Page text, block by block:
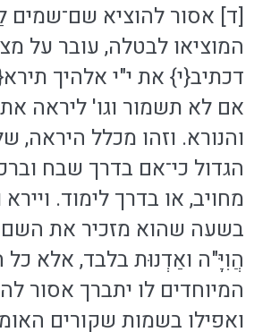
[ד] אסור להוציא שם־שמים
המוציאו לבטלה, עובר על
דכתיב{י} את י"י אלהיך
אם לא תשמור וגו' ליראה
והנורא. וזהו מכלל היראה,
הגדול כי־אם בדרך שבח
מחויב, או בדרך לימוד. ויירא
בשעה שהוא מזכיר את השם
הֲוִיָּ"ה ואַדְנוּת בלבד, אלא
המיוחדים לו יתברך אסור
ואפילו בשמות שקורים